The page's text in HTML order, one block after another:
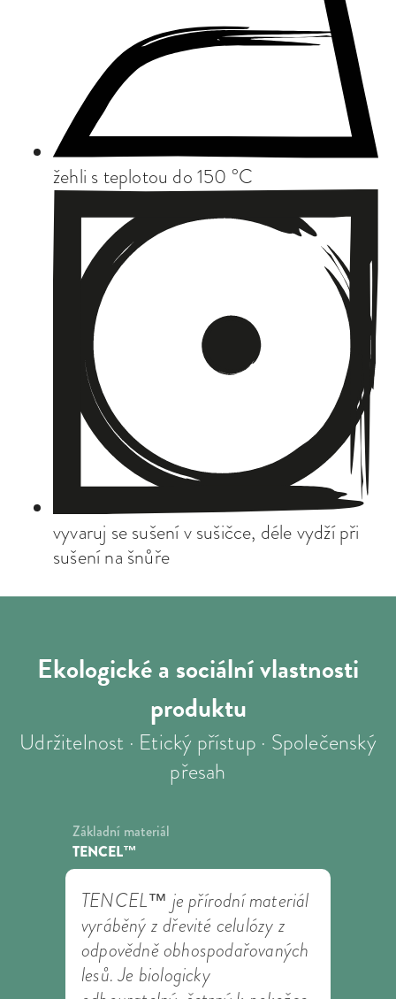
žehli s teplotou do 150 °C
vyvaruj se sušení v sušičce, déle vydží při
sušení na šnůře
Ekologické a sociálnívlastnosti
produktu
Udržitelnost · Etický přístup · Společenský
přesah
Základní materiál
TENCEL™
TENCEL™ je přírodní materiál
vyráběný z dřevité celulózy z
odpovědně obhospodařovaných
lesů. Je biologicky